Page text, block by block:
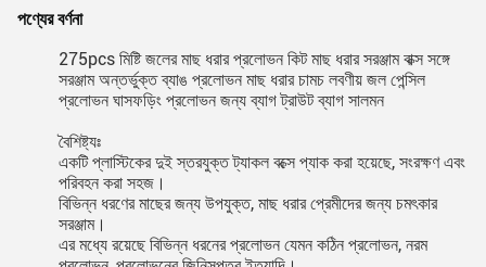
পণ্যের বর্ণনা
275pcs মিষ্টি জলের মাছ ধরার প্রলোভন কিট মাছ ধরার সরঞ্জাম বাক্স সঙ্গে
সরঞ্জাম অন্তর্ভুক্ত ব্যাঙ প্রলোভন মাছ ধরার চামচ লবণীয় জল পেন্সিল
প্রলোভন ঘাসফড়িং প্রলোভন জন্য ব্যাগ ট্রাউট ব্যাগ সালমন
বৈশিষ্ট্যঃ
একটি প্লাস্টিকের দুই স্তরযুক্ত ট্যাকল বক্সে প্যাক করা হয়েছে, সংরক্ষণ এবং
পরিবহন করা সহজ।
বিভিন্ন ধরণের মাছের জন্য উপযুক্ত, মাছ ধরার প্রেমীদের জন্য চমৎকার
সরঞ্জাম।
এর মধ্যে রয়েছে বিভিন্ন ধরনের প্রলোভন যেমন কঠিন প্রলোভন, নরম